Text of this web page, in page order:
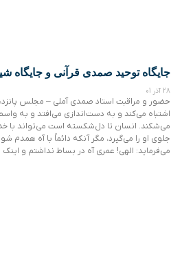
جایگاه توحید صمدی قرآنی و جایگاه
28 آذر 01
حضور و مراقبت استاد صمدی آملی – مجلس
اشتباه می‌کند و به دست‌اندازی می‌افتد و به
می‌شکند. انسان تا دل‌شکسته است می‌تواند با
جلوی او را می‌گیرد، مگر آنکه دائماً با آه همدم
می‌فرماید: الهی! عمری آه در بساط نداشتم و